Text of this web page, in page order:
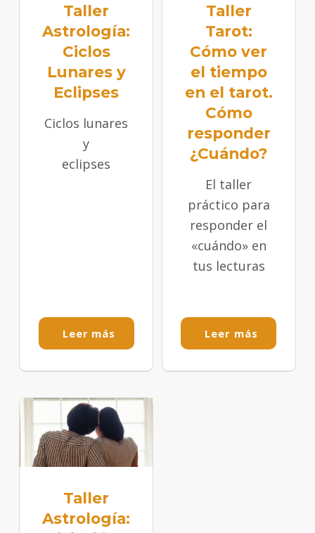
Taller
Astrología:
Ciclos
Lunares y
Eclipses
Ciclos lunares
y
eclipses
Leer más
Taller
Tarot:
Cómo ver
el tiempo
en el tarot.
Cómo
responder
¿Cuándo?
El taller
práctico para
responder el
«cuándo» en
tus lecturas
Leer más
Taller
Astrología: